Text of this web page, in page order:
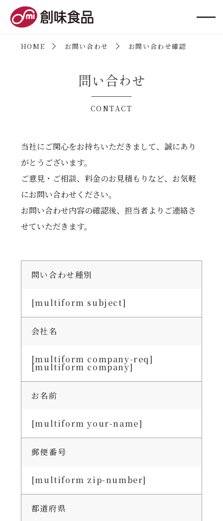
HOME お問い合わせ お問い合わせ確認
問い合わせ
CONTACT
当社にご関心をお持ちいただきまして、誠にあり
がとうございます。
ご意見・ご相談、料金のお見積もりなど、お気軽
にお問い合わせください。
お問い合わせ内容の確認後、担当者よりご連絡さ
せていただきます。
問い合わせ種別
[multiform subject]
会社名
[multiform company-req]
[multiform company]
お名前
[multiform your-name]
郵便番号
[multiform zip-number]
都道府県